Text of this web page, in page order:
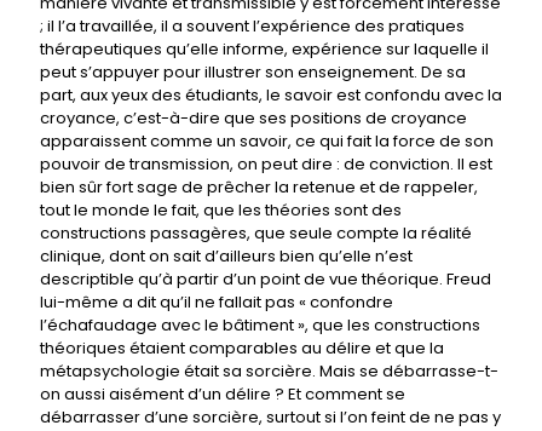
; il l’a travaillée, il a souvent l’expérience des pratiques
thérapeutiques qu’elle informe, expérience sur laquelle il
peut s’appuyer pour illustrer son enseignement. De sa
part, aux yeux des étudiants, le savoir est confondu avec la
croyance, c’est-à-dire que ses positions de croyance
apparaissent comme un savoir, ce qui fait la force de son
pouvoir de transmission, on peut dire : de conviction. Il est
bien sûr fort sage de prêcher la retenue et de rappeler,
tout le monde le fait, que les théories sont des
constructions passagères, que seule compte la réalité
clinique, dont on sait d’ailleurs bien qu’elle n’est
descriptible qu’à partir d’un point de vue théorique. Freud
lui-même a dit qu’il ne fallait pas « confondre
l’échafaudage avec le bâtiment », que les constructions
théoriques étaient comparables au délire et que la
métapsychologie était sa sorcière. Mais se débarrasse-t-
on aussi aisément d’un délire ? Et comment se
débarrasser d’une sorcière, surtout si l’on feint de ne pas y